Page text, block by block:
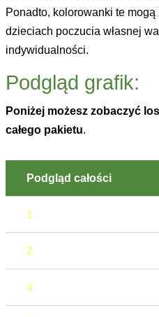
Ponadto, kolorowanki te
dzieciach poczucia własnej
indywidualności.
Podgląd grafik:
Poniżej możesz zobaczyć
całego pakietu.
Podgląd całości
1
2
3